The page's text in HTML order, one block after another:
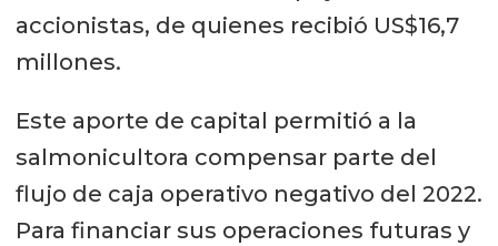
accionistas, de quienes recibió US$16,7
millones.
Este aporte de capital permitió a la
salmonicultora compensar parte del
flujo de caja operativo negativo del 2022.
Para financiar sus operaciones futuras y